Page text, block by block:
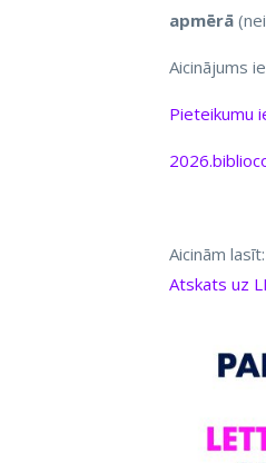
apmērā
Aicinājums
Pieteikumu
Aicinām lasīt:
Atskats uz